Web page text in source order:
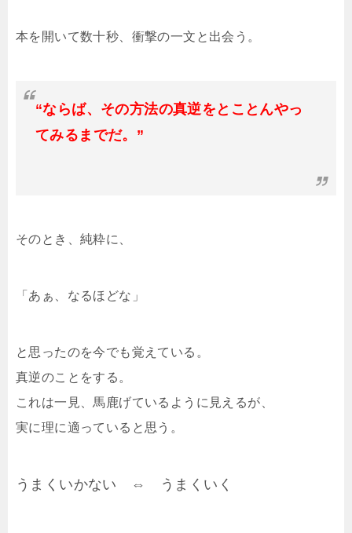
本を開いて数十秒、衝撃の一文と出会う。
“ならば、その方法の真逆をとことんやっ
てみるまでだ。”
そのとき、純粋に、
「あぁ、なるほどな」
と思ったのを今でも覚えている。
真逆のことをする。
これは一見、馬鹿げているように見えるが、
実に理に適っていると思う。
うまくいかない ⇔ うまくいく